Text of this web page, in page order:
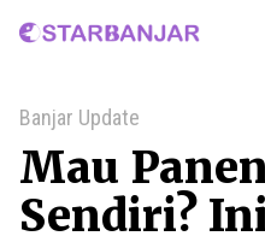
Home
Banjar Update
Mau
Sendiri?